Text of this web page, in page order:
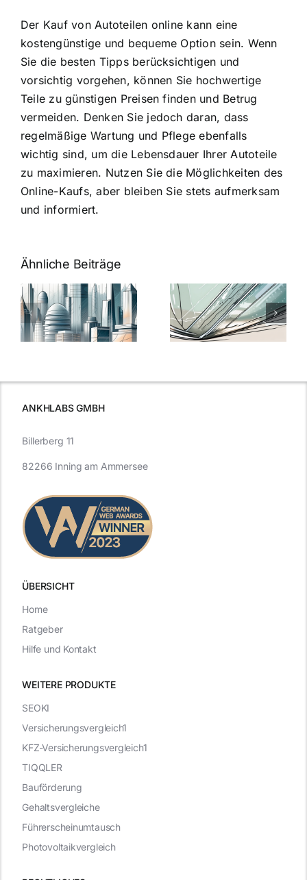
Der Kauf von Autoteilen online kann eine
kostengünstige und bequeme Option sein. Wenn
Sie die besten Tipps berücksichtigen und
vorsichtig vorgehen, können Sie hochwertige
Teile zu günstigen Preisen finden und Betrug
vermeiden. Denken Sie jedoch daran, dass
regelmäßige Wartung und Pflege ebenfalls
wichtig sind, um die Lebensdauer Ihrer Autoteile
zu maximieren. Nutzen Sie die Möglichkeiten des
Online-Kaufs, aber bleiben Sie stets aufmerksam
und informiert.
Ähnliche Beiträge
5 Gründe,
warum
Nanoversiegelung
auf Glas
7
Expertentipps
für maximale
ANKHLABS GMBH
ÜBERSICHT
WEITERE PRODUKTE
Billerberg 11
82266 Inning am Ammersee
SEOKI
Versicherungsvergleich1
KFZ-Versicherungsvergleich1
TIQQLER
Bauförderung
Gehaltsvergleiche
Führerscheinumtausch
Photovoltaikvergleich
Home
Ratgeber
Hilfe und Kontakt